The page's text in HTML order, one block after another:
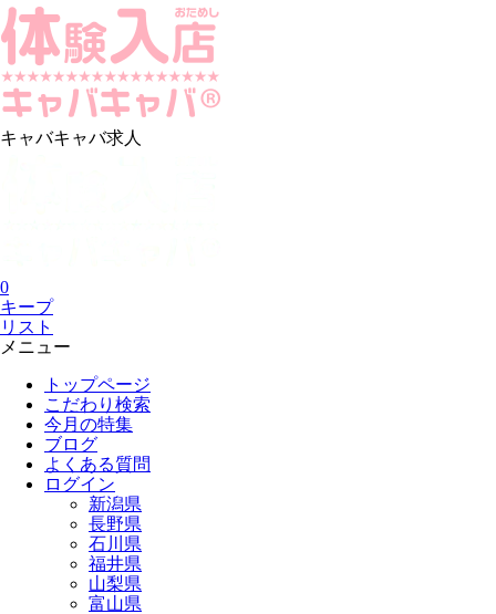
キャバキャバ求人
0
キープ
リスト
メニュー
トップページ
こだわり検索
今月の特集
ブログ
よくある質問
ログイン
新潟県
長野県
石川県
福井県
山梨県
富山県